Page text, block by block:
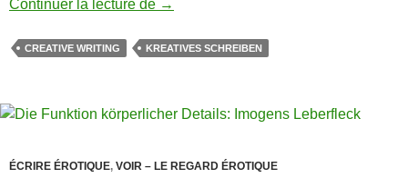
Continuer la lecture de Der
zwischen
Pornographie
→
CREATIVE WRITING KREATIVES SCHREIBEN
ÉCRIRE ÉROTIQUE, VOIR – LE REGARD ÉROTIQUE